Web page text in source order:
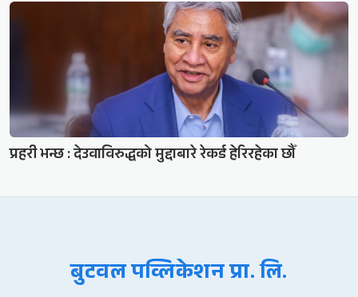
प्रहरी भन्छ : देउवाविरुद्धको मुद्दाबारे रेकर्ड हेरिरहेका छौँ
बुटवल पव्लिकेशन प्रा. लि.